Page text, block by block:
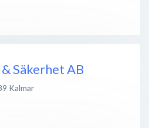
Säkerhet AB
Kalmar